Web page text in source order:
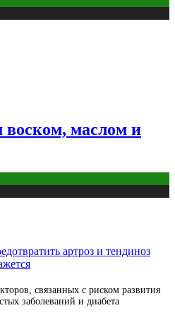
маслом и
артроз и тендиноз
связанных с риском развития
заболеваний и диабета